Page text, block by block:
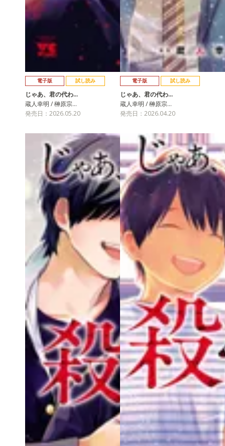
電子版 試し読み
じゃあ、君の代わ…
蔵人幸明 / 榊原宗…
発売日：2026.05.20
電子版 試し読み
じゃあ、君の代わ…
蔵人幸明 / 榊原宗…
発売日：2026.04.20